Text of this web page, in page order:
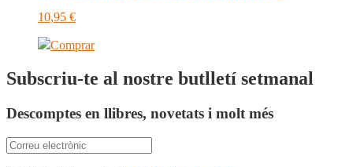
10,95 €
Comprar
Subscriu-te al nostre butlletí setmanal
Descomptes en llibres, novetats i molt més